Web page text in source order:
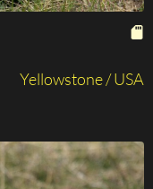
Yellowstone / USA